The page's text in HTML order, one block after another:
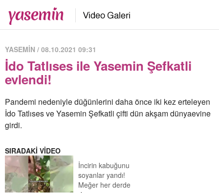
YASEMİN / 08.10.2021 09:31
İdo Tatlıses ile Yasemin Şefkatli
evlendi!
Pandemi nedeniyle düğünlerini daha önce iki kez erteleyen
İdo Tatlıses ve Yasemin Şefkatli çifti dün akşam dünyaevine
girdi.
SIRADAKİ VİDEO
İncirin kabuğunu
soyanlar yandı!
Meğer her derde